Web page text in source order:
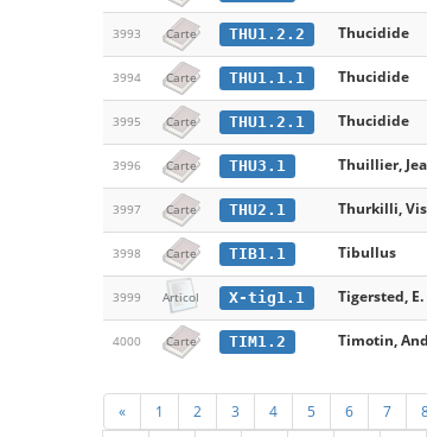
3993 Carte THU1.2.2 Thucidide
3994 Carte THU1.1.1 Thucidide
3995 Carte THU1.2.1 Thucidide
3996 Carte THU3.1 Thuillier,
3997 Carte THU2.1 Thurkilli,
3998 Carte TIB1.1 Tibullus
3999 Articol X-tig1.1 Tigersted, E.
4000 Carte TIM1.2 Timotin,
« 1 2 3 4 5 6 7